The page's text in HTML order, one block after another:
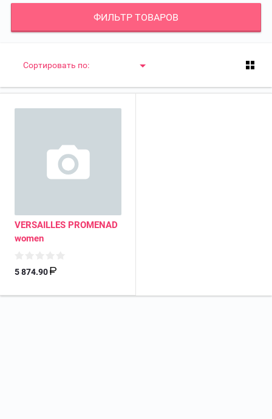
ФИЛЬТР ТОВАРОВ
Сортировать по:
VERSAILLES PROMENAD
women
5 874.90